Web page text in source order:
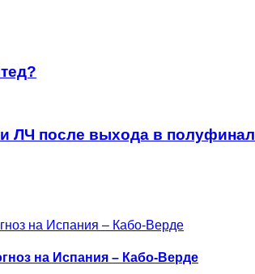
ЛЧ после выхода в полуфинал
на Испания – Кабо-Верде